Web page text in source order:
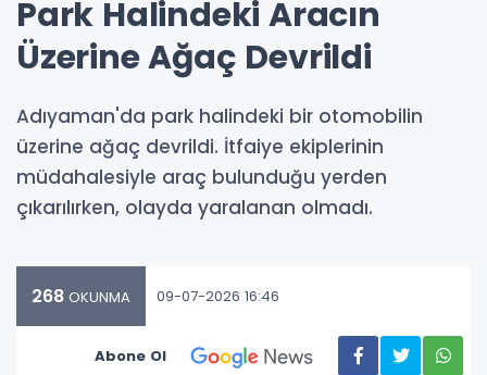
Park Halindeki Aracın
Üzerine Ağaç Devrildi
Adıyaman'da park halindeki bir otomobilin
üzerine ağaç devrildi. İtfaiye ekiplerinin
müdahalesiyle araç bulunduğu yerden
çıkarılırken, olayda yaralanan olmadı.
268 OKUNMA 09-07-2026 16:46
Abone Ol